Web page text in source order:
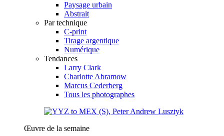
Paysage urbain
Abstrait
Par technique
C-print
Tirage argentique
Numérique
Tendances
Larry Clark
Charlotte Abramow
Marcus Cederberg
Tous les photographes
Œuvre de la semaine